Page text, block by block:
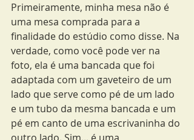
Primeiramente, minha mesa não é
uma mesa comprada para a
finalidade do estúdio como disse. Na
verdade, como você pode ver na
foto, ela é uma bancada que foi
adaptada com um gaveteiro de um
lado que serve como pé de um lado
e um tubo da mesma bancada e um
pé em canto de uma escrivaninha do